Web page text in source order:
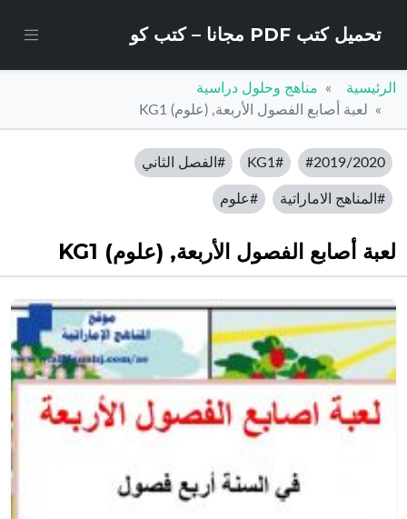
تحميل كتب PDF مجانا – كتب كو
الرئيسية
مناهج وحلول دراسية
لعبة أصابع الفصول الأربعة, (علوم) KG1
#2019/2020
#KG1 #الفصل الثاني
#المناهج الاماراتية #علوم
لعبة أصابع الفصول الأربعة, (علوم) KG1